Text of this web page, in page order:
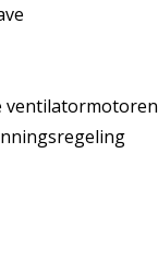
ventilatormotoren